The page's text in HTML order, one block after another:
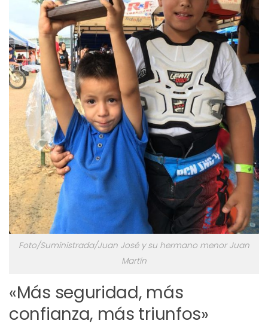
Foto/Suministrada/Juan José y su hermano menor Juan
Martín
«Más seguridad, más
confianza, más triunfos»